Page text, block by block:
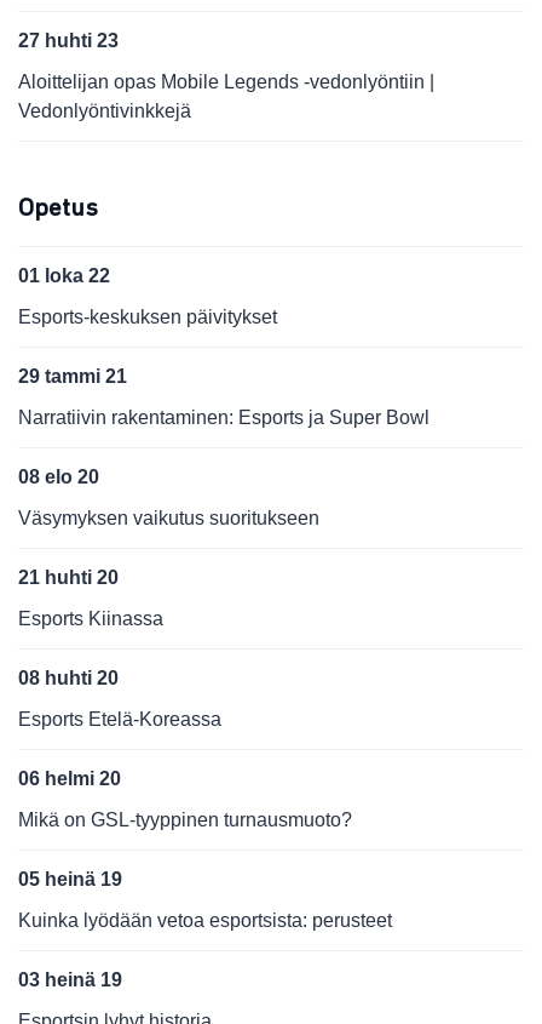
27 huhti 23
Aloittelijan opas Mobile Legends -vedonlyöntiin |
Vedonlyöntivinkkejä
Opetus
01 loka 22
Esports-keskuksen päivitykset
29 tammi 21
Narratiivin rakentaminen: Esports ja Super Bowl
08 elo 20
Väsymyksen vaikutus suoritukseen
21 huhti 20
Esports Kiinassa
08 huhti 20
Esports Etelä-Koreassa
06 helmi 20
Mikä on GSL-tyyppinen turnausmuoto?
05 heinä 19
Kuinka lyödään vetoa esportsista: perusteet
03 heinä 19